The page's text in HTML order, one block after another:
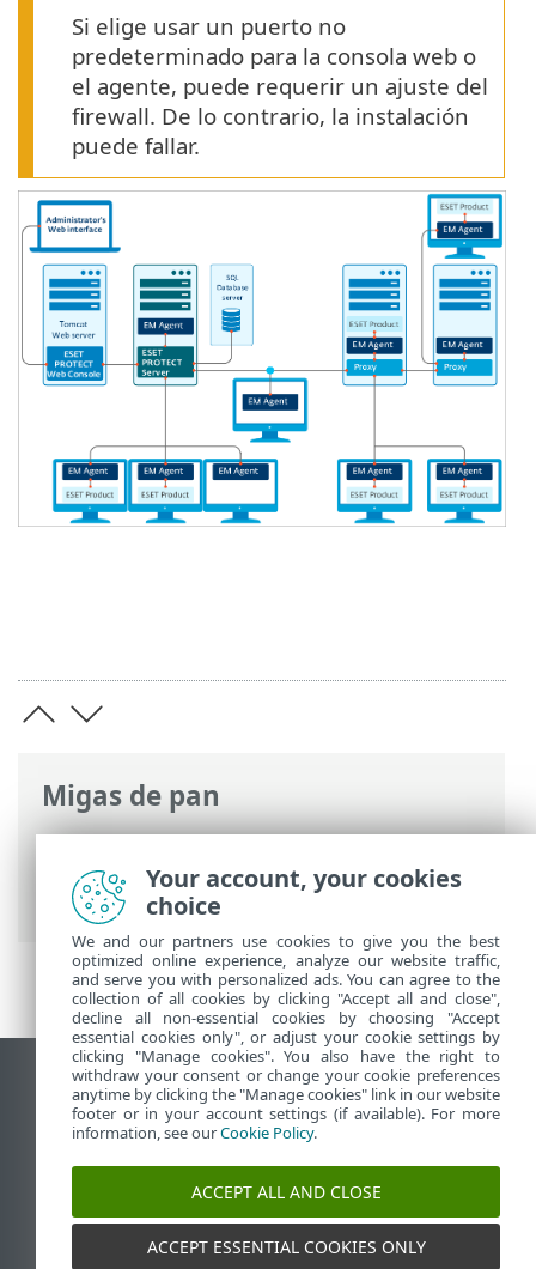
Migas de pan
Ayuda en línea de ESET>ESET PROTECT
On-Prem
>Introducción>Arquitectura>
Agente
Si elige usar un puerto no
predeterminado para la consola web o
el agente, puede requerir un ajuste del
firewall. De lo contrario, la instalación
puede fallar.
Ver sitio del escritorio
End of Life
Base de conocimiento de ESET
Foro de ESET
ESET Status Portal
Soporte regional
Your account, your cookies
choice
We and our partners use cookies to give you the best
optimized online experience, analyze our website traffic,
and serve you with personalized ads. You can agree to the
collection of all cookies by clicking "Accept all and close",
decline all non-essential cookies by choosing "Accept
essential cookies only", or adjust your cookie settings by
clicking "Manage cookies". You also have the right to
withdraw your consent or change your cookie preferences
anytime by clicking the "Manage cookies" link in our website
footer or in your account settings (if available). For more
information, see ourCookie Policy.
ACCEPT ALL AND CLOSE
ACCEPT ESSENTIAL COOKIES ONLY